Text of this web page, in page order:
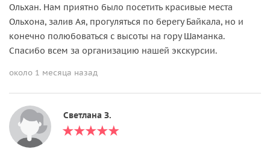
Ольхан. Нам приятно было посетить красивые места
Ольхона, залив Ая, прогуляться по берегу Байкала, но и
конечно полюбоваться с высоты на гору Шаманка.
Спасибо всем за организацию нашей экскурсии.
около 1 месяца назад
Светлана З.